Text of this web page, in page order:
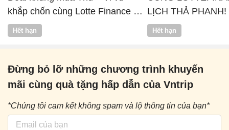
khắp chốn cùng Lotte Finance x
Vntrip
Hết hạn
LỊCH THẢ PHANH!
Hết hạn
Đừng bỏ lỡ những chương trình khuyến
mãi cùng quà tặng hấp dẫn của Vntrip
*Chúng tôi cam kết không spam và lộ thông tin của bạn*